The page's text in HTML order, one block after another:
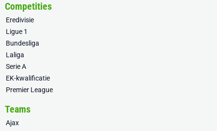
Competities
Eredivisie
Ligue 1
Bundesliga
Laliga
Serie A
EK-kwalificatie
Premier League
Teams
Ajax